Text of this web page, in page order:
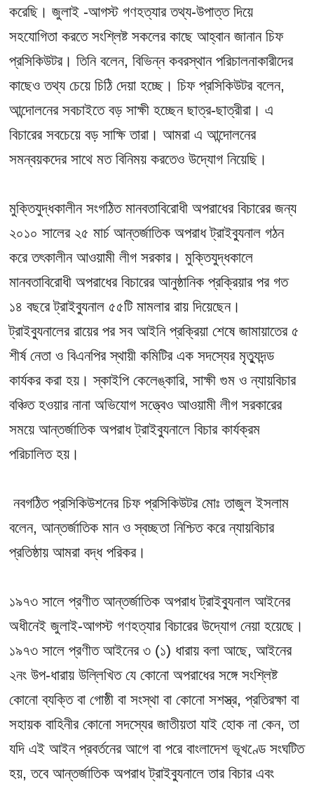
করেছি। জুলাই -আগস্ট গণহত্যার তথ্য-উপাত্ত দিয়ে
সহযোগিতা করতে সংশ্লিষ্ট সকলের কাছে আহ্বান জানান চিফ
প্রসিকিউটর। তিনি বলেন, বিভিন্ন কবরস্থান পরিচালনাকারীদের
কাছেও তথ্য চেয়ে চিঠি দেয়া হচ্ছে। চিফ প্রসিকিউটর বলেন,
আন্দোলনের সবচাইতে বড় সাক্ষী হচ্ছেন ছাত্র-ছাত্রীরা। এ
বিচারের সবচেয়ে বড় সাক্ষি তারা। আমরা এ আন্দোলনের
সমন্বয়কদের সাথে মত বিনিময় করতেও উদ্যোগ নিয়েছি।
মুক্তিযুদ্ধকালীন সংগঠিত মানবতাবিরোধী অপরাধের বিচারের জন্য
২০১০ সালের ২৫ মার্চ আন্তর্জাতিক অপরাধ ট্রাইব্যুনাল গঠন
করে তৎকালীন আওয়ামী লীগ সরকার। মুক্তিযুদ্ধকালে
মানবতাবিরোধী অপরাধের বিচারের আনুষ্ঠানিক প্রক্রিয়ার পর গত
১৪ বছরে ট্রাইব্যুনাল ৫৫টি মামলার রায় দিয়েছেন।
ট্রাইব্যুনালের রায়ের পর সব আইনি প্রক্রিয়া শেষে জামায়াতের ৫
শীর্ষ নেতা ও বিএনপির স্থায়ী কমিটির এক সদস্যের মৃত্যুদন্ড
কার্যকর করা হয়। স্কাইপি কেলেঙ্কারি, সাক্ষী গুম ও ন্যায়বিচার
বঞ্চিত হওয়ার নানা অভিযোগ সত্ত্বেও আওয়ামী লীগ সরকারের
সময়ে আন্তর্জাতিক অপরাধ ট্রাইব্যুনালে বিচার কার্যক্রম
পরিচালিত হয়।
নবগঠিত প্রসিকিউশনের চিফ প্রসিকিউটর মোঃ তাজুল ইসলাম
বলেন, আন্তর্জাতিক মান ও স্বচ্ছতা নিশ্চিত করে ন্যায়বিচার
প্রতিষ্ঠায় আমরা বদ্ধ পরিকর।
১৯৭৩ সালে প্রণীত আন্তর্জাতিক অপরাধ ট্রাইব্যুনাল আইনের
অধীনেই জুলাই-আগস্ট গণহত্যার বিচারের উদ্যোগ নেয়া হয়েছে।
১৯৭৩ সালে প্রণীত আইনের ৩ (১) ধারায় বলা আছে, আইনের
২নং উপ-ধারায় উল্লিখিত যে কোনো অপরাধের সঙ্গে সংশ্লিষ্ট
কোনো ব্যক্তি বা গোষ্ঠী বা সংস্থা বা কোনো সশস্ত্র, প্রতিরক্ষা বা
সহায়ক বাহিনীর কোনো সদস্যের জাতীয়তা যাই হোক না কেন, তা
যদি এই আইন প্রবর্তনের আগে বা পরে বাংলাদেশ ভূখণ্ডে সংঘটিত
হয়, তবে আন্তর্জাতিক অপরাধ ট্রাইব্যুনালে তার বিচার এবং